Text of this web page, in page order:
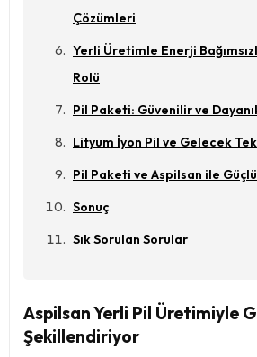
Çözümleri
Yerli Üretimle Enerji
Rolü
Pil Paketi: Güvenilir ve
Lityum İyon Pil ve Gelecek
Pil Paketi ve Aspilsan ile
Sonuç
Sık Sorulan Sorular
Aspilsan Yerli Pil Üretimiyle
Şekillendiriyor